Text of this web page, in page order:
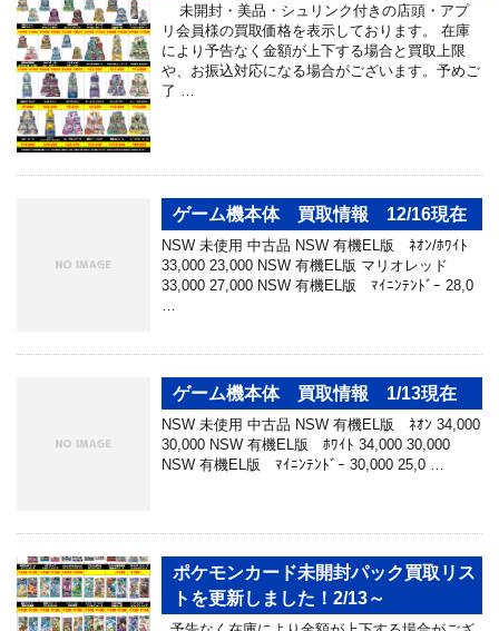
未開封・美品・シュリンク付きの店頭・アプ
リ会員様の買取価格を表示しております。 在庫
により予告なく金額が上下する場合と買取上限
や、お振込対応になる場合がございます。予めご
了 …
ゲーム機本体 買取情報 12/16現在
NSW 未使用 中古品 NSW 有機EL版 ﾈｵﾝ/ﾎﾜｲﾄ
33,000 23,000 NSW 有機EL版 マリオレッド
33,000 27,000 NSW 有機EL版 ﾏｲﾆﾝﾃﾝﾄﾞｰ 28,0
ゲーム機本体 買取情報 1/13現在
NSW 未使用 中古品 NSW 有機EL版 ﾈｵﾝ 34,000
30,000 NSW 有機EL版 ﾎﾜｲﾄ 34,000 30,000
NSW 有機EL版 ﾏｲﾆﾝﾃﾝﾄﾞｰ 30,000 25,0 …
ポケモンカード未開封パック買取リス
トを更新しました！2/13～